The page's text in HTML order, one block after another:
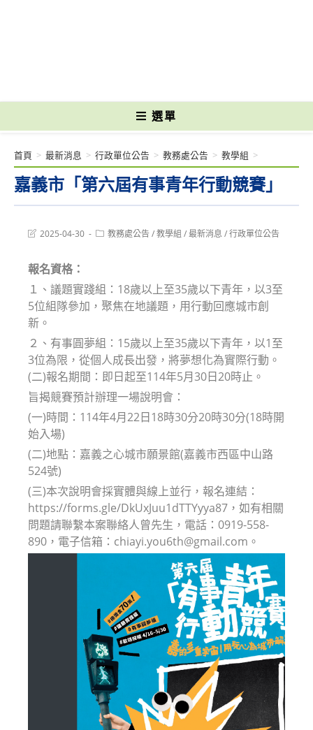
選單
嘉義市「第六屆有事青年行動競賽」
首頁 > 最新消息 > 行政單位公告 > 教務處公告 > 教學組 >
Post2025-04-30
Post教務處公告/教學組 /最新消息 /行政單位公告
報名資格：
１、議題實踐組：18歲以上至35歲以下青年，以3至
5位組隊參加，聚焦在地議題，用行動回應城市創
新。
２、有事圓夢組：15歲以上至35歲以下青年，以1至
3位為限，從個人成長出發，將夢想化為實際行動。
(二)報名期間：即日起至114年5月30日20時止。
旨揭競賽預計辦理一場說明會：
(一)時間：114年4月22日18時30分20時30分(18時開
始入場)
(二)地點：嘉義之心城市願景館(嘉義市西區中山路
524號)
(三)本次說明會採實體與線上並行，報名連結：
https://forms.gle/DkUxJuu1dTTYyya87，如有相關
問題請聯繫本案聯絡人曾先生，電話：0919-558-
890，電子信箱：chiayi.you6th@gmail.com。